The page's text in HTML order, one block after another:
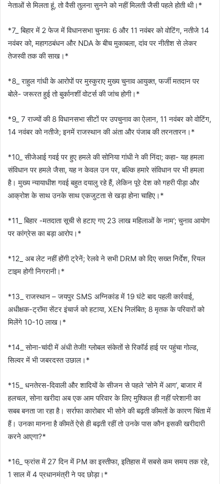
नेताओं से मिलता हूं, तो वैसी तुलना सुनने को नहीं मिलती जैसी पहले होती थी।*
*7_ बिहार में 2 फेज में विधानसभा चुनाव: 6 और 11 नवंबर को वोटिंग, नतीजे 14
नवंबर को, महागठबंधन और NDA के बीच मुकाबला, दांव पर नीतीश से लेकर
तेजस्वी तक की साख।*
*8_ राहुल गांधी के आरोपों पर मुस्कुराए मुख्य चुनाव आयुक्त, फर्जी मतदान पर
बोले- जरूरत हुई तो बुर्कानशीं वोटर्स की जांच होगी।*
*9_ 7 राज्यों की 8 विधानसभा सीटों पर उपचुनाव का ऐलान, 11 नवंबर को वोटिंग,
14 नवंबर को नतीजे; इनमें राजस्थान की अंता और पंजाब की तरनतारन।*
*10_ सीजेआई गवई पर हुए हमले की सोनिया गांधी ने की निंदा; कहा- यह हमला
संविधान पर हमले जैसा, यह न केवल उन पर, बल्कि हमारे संविधान पर भी हमला
है। मुख्य न्यायाधीश गवई बहुत दयालु रहे हैं, लेकिन पूरे देश को गहरी पीड़ा और
आक्रोश के साथ उनके साथ एकजुटता से खड़ा होना चाहिए।*
*11_ बिहार -मतदाता सूची से हटाए गए 23 लाख महिलाओं के नाम’; चुनाव आयोग
पर कांग्रेस का बड़ा आरोप।*
*12_ अब लेट नहीं होंगी ट्रेनें; रेलवे ने सभी DRM को दिए सख्त निर्देश, रियल
टाइम होगी निगरानी।*
*13_ राजस्थान – जयपुर SMS अग्निकांड में 19 घंटे बाद पहली कार्रवाई,
अधीक्षक-ट्रॉमा सेंटर इंचार्ज को हटाया, XEN निलंबित; 8 मृतक के परिवारों को
मिलेंगे 10-10 लाख।*
*14_ सोना-चांदी में अंधी तेजी! ग्लोबल संकेतों से रिकॉर्ड हाई पर पहुंचा गोल्ड,
सिल्वर में भी जबरदस्त उछाल।*
*15_ धनतेरस-दिवाली और शादियों के सीजन से पहले ‘सोने में आग’, बाजार में
हलचल, सोना खरीदा अब एक आम परिवार के लिए मुश्किल ही नहीं परेशानी का
सबब बनता जा रहा है। सर्राफा कारोबार भी सोने की बढ़ती कीमतों के कारण चिंता में
हैं। उनका मानना है कीमतें ऐसे ही बढ़ती रहीं तो उनके पास कौन इसकी खरीदारी
करने आएगा?*
*16_ फ्रांस में 27 दिन में PM का इस्तीफा, इतिहास में सबसे कम समय तक रहे,
1 साल में 4 प्रधानमंत्री ने पद छोड़ा।*